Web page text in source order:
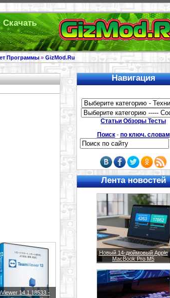
Программы»GizMod.Ru
14.1.18533 -
Навигация
Статьи Обзоры Тесты
Поиск- по ключ. словам
Лента новостей
Новый 14-дюймовый Apple
MacBook Pro M5